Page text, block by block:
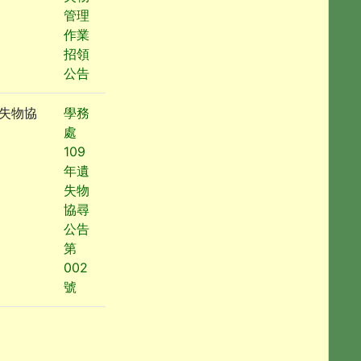
管理
作業
招領
公告
物協
學務
處
109
年遺
失物
協尋
公告
第
002
號